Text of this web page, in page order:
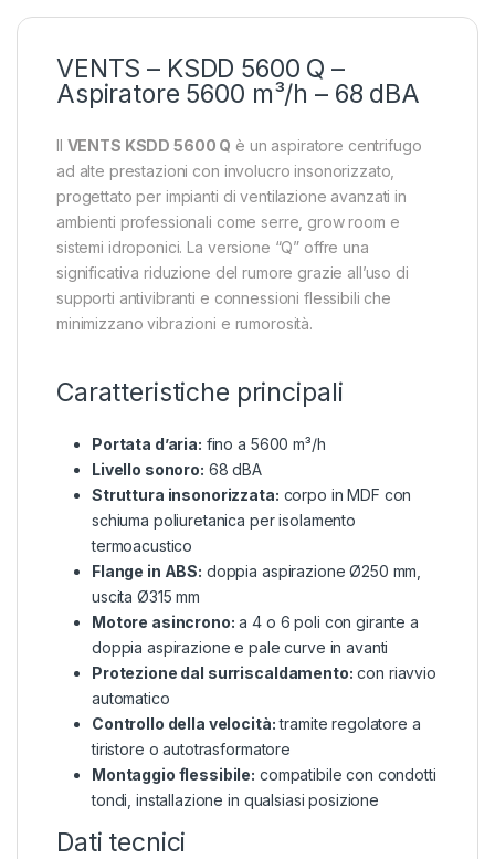
VENTS – KSDD 5600 Q –
Aspiratore 5600 m³/h – 68 dBA
Il VENTS KSDD 5600 Q è un aspiratore centrifugo
ad alte prestazioni con involucro insonorizzato,
progettato per impianti di ventilazione avanzati in
ambienti professionali come serre, grow room e
sistemi idroponici. La versione “Q” offre una
significativa riduzione del rumore grazie all’uso di
supporti antivibranti e connessioni flessibili che
minimizzano vibrazioni e rumorosità.
Caratteristiche principali
Portata d’aria: fino a 5600 m³/h
Livello sonoro: 68 dBA
Struttura insonorizzata: corpo in MDF con
schiuma poliuretanica per isolamento
termoacustico
Flange in ABS: doppia aspirazione Ø250 mm,
uscita Ø315 mm
Motore asincrono: a 4 o 6 poli con girante a
doppia aspirazione e pale curve in avanti
Protezione dal surriscaldamento: con riavvio
automatico
Controllo della velocità:tramite regolatore a
tiristore o autotrasformatore
Montaggio flessibile: compatibile con condotti
tondi, installazione in qualsiasi posizione
Dati tecnici